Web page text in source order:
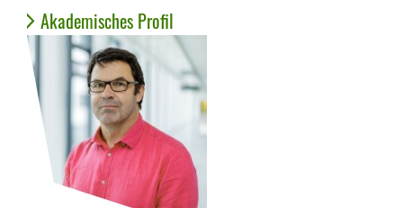
Akademisches Profil